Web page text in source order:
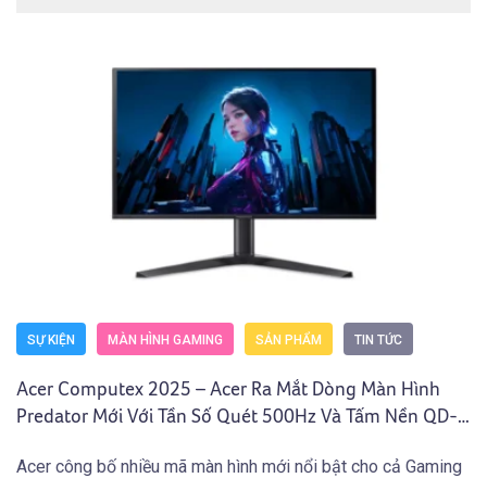
SỰ KIỆN MÀN HÌNH GAMING SẢN PHẨM TIN TỨC
Acer Computex 2025 – Acer Ra Mắt Dòng Màn Hình
Predator Mới Với Tần Số Quét 500Hz Và Tấm Nền QD-
Acer công bố nhiều mã màn hình mới nổi bật cho cả Gaming